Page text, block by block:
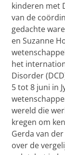
kinderen met
van de
gedachte
en Suzanne
het
Disorder
5 tot 8 juni in
wereld die
kregen om
Gerda van
over de